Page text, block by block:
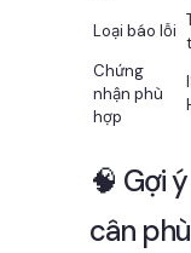
Loại báo lỗi
Chứng
nhận phù
hợp
🧠 Gợi
cân